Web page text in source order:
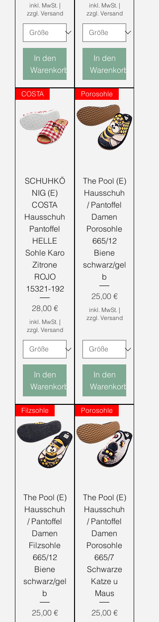
inkl. MwSt. |
zzgl. Versand
In den
Warenkorb
inkl. MwSt. |
zzgl. Versand
In den
Warenkorb
COSTA
SCHUHKÖ
NIG (E)
COSTA
Hausschuh
Pantoffel
HELLE
Sohle Karo
Zitrone
ROJO
15321-192
Preis
28,00 €
inkl. MwSt. |
zzgl. Versand
In den
Warenkorb
Porosohle
The Pool (E)
Hausschuh
/ Pantoffel
Damen
Porosohle
665/12
Biene
schwarz/gel
b
Preis
25,00 €
inkl. MwSt. |
zzgl. Versand
In den
Warenkorb
Filzsohle
The Pool (E)
Hausschuh
/ Pantoffel
Damen
Filzsohle
665/12
Biene
schwarz/gel
b
Preis
25,00 €
Porosohle
The Pool (E)
Hausschuh
/ Pantoffel
Damen
Porosohle
665/7
Schwarze
Katze u
Maus
Preis
25,00 €